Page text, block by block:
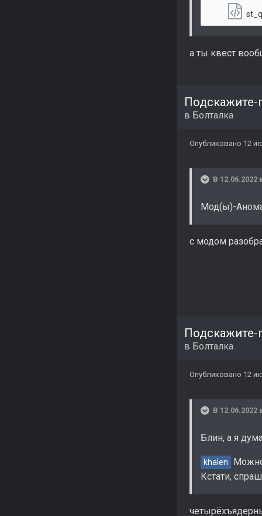
а ты квест
в Болталка
Опубликовано 12
В 12.06.2022
Мод(ы)-
с модом
в Болталка
Опубликовано 12
В 12.06.2022
Блин, а я
khalen
Кстати,